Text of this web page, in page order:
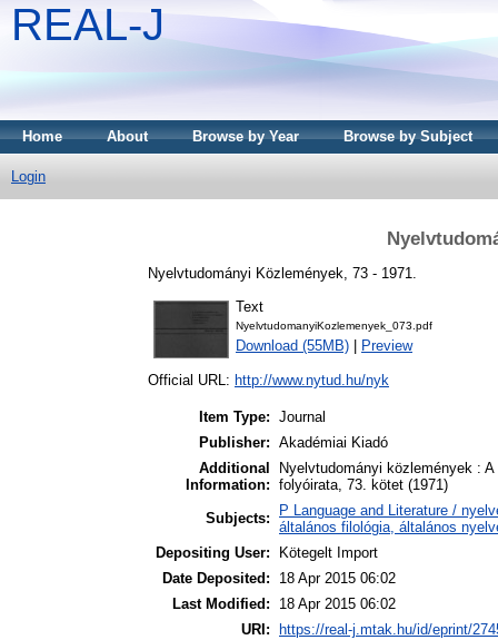
REAL-J
Home About Browse by Year Browse by Subject
Login
Nyelvtudományi Közlemények, 73 - 1971.
Text
NyelvtudomanyiKozlemenyek_073.pdf
Download (55MB) Preview
Official URL: http://www.nytud.hu/nyk
Item Type: Journal
Publisher: Akadémiai Kiadó
Additional
Information:
Nyelvtudományi közlemények :
folyóirata, 73. kötet (1971)
Subjects:
P Language and Literature /
általános filológia, általános
Depositing User:
Kötegelt Import
Date Deposited:
18 Apr 2015 06:02
Last Modified:
18 Apr 2015 06:02
URI:
https://real-j.mtak.hu/id/eprint/